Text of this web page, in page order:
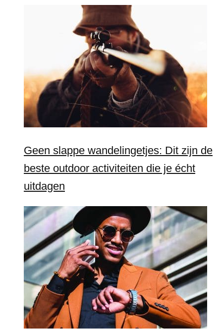
Geen slappe wandelingetjes: Dit zijn de
beste outdoor activiteiten die je écht
uitdagen